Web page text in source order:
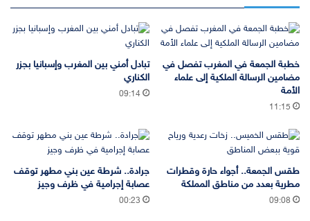
خطبة الجمعة في المغرب تفصل في
مضامين الرسالة الملكية إلى علماء
الأمة
11:15
تبادل أمني بين المغرب وإسبانيا بجزر
الكناري
09:14
طقس الجمعة.. أجواء حارة وقطرات
مطرية بعدد من مناطق المملكة
09:08
جرادة.. شرطة عين بني مطهر توقف
عصابة إجرامية في ظرف وجيز
00:23